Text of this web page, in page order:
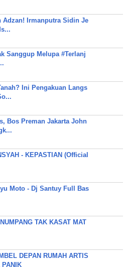
Adzan! Irmanputra Sidin Je
Sanggup Melupa #Terlanj
Ini Pengakuan Langs
Bos Preman Jakarta John
- KEPASTIAN (Official
Moto - Dj Santuy Full Bas
TAK KASAT MAT
DEPAN RUMAH ARTIS
PANIK